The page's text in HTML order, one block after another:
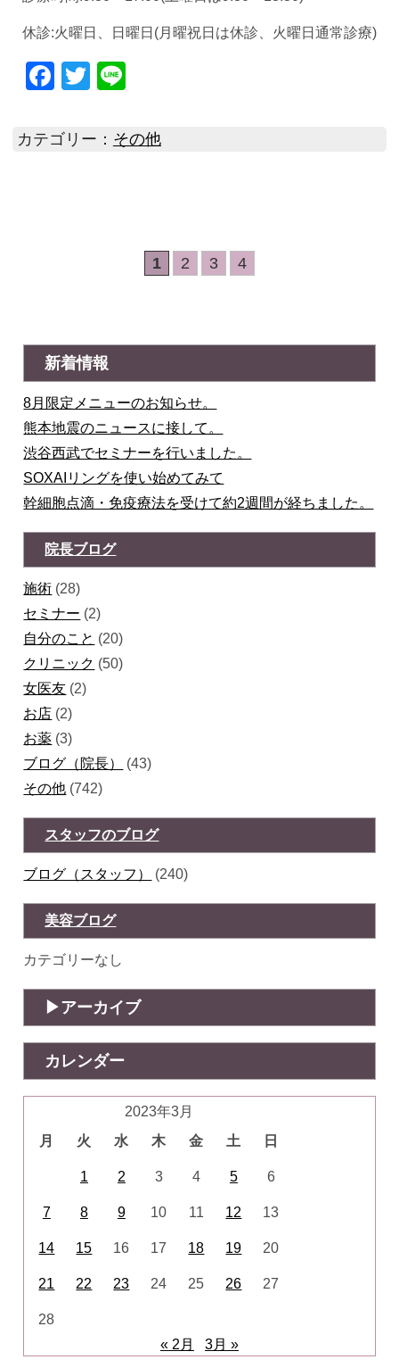
休診:火曜日、日曜日(月曜祝日は休診、火曜日通常診療)
Facebook
Twitter
Line
カテゴリー： その他
1 2 3 4
新着情報
8月限定メニューのお知らせ。
熊本地震のニュースに接して。
渋谷西武でセミナーを行いました。
SOXAIリングを使い始めてみて
幹細胞点滴・免疫療法を受けて約2週間が経ちました。
院長ブログ
施術 (28)
セミナー (2)
自分のこと (20)
クリニック (50)
女医友 (2)
お店 (2)
お薬 (3)
ブログ（院長）
(43)
その他 (742)
スタッフのブログ
ブログ（スタッフ） (240)
美容ブログ
カテゴリーなし
アーカイブ
カレンダー
2023年3月
月
火 水 木 金 土 日
1 2 3 4 5 6
7 8 9 10 11 12 13
14 15 16 17 18 19 20
21 22 23 24 25 26 27
28
« 2月
3月 »